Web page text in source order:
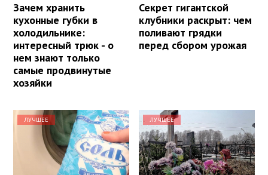
Зачем хранить
кухонные губки в
холодильнике:
интересный трюк - о
нем знают только
самые продвинутые
хозяйки
Секрет гигантской
клубники раскрыт: чем
поливают грядки
перед сбором урожая
ЛУЧШЕЕ ЛУЧШЕЕ